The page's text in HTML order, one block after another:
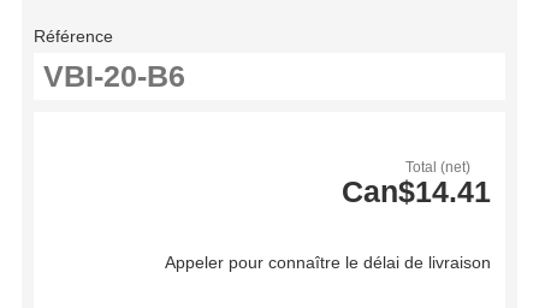
Référence
Total (net)
Can$14.41
Appeler pour connaître le délai de livraison